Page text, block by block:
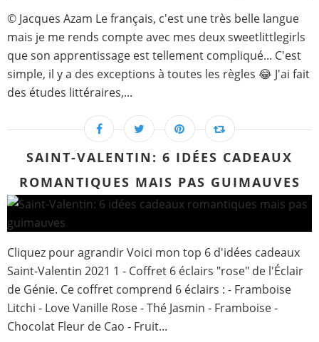
© Jacques Azam Le français, c'est une très belle langue
mais je me rends compte avec mes deux sweetlittlegirls
que son apprentissage est tellement compliqué... C'est
simple, il y a des exceptions à toutes les règles 😂 J'ai fait
des études littéraires,...
SAINT-VALENTIN: 6 IDÉES CADEAUX
ROMANTIQUES MAIS PAS GUIMAUVES
Cliquez pour agrandir Voici mon top 6 d'idées cadeaux
Saint-Valentin 2021 1 - Coffret 6 éclairs "rose" de l'Éclair
de Génie. Ce coffret comprend 6 éclairs : - Framboise
Litchi - Love Vanille Rose - Thé Jasmin - Framboise -
Chocolat Fleur de Cao - Fruit...